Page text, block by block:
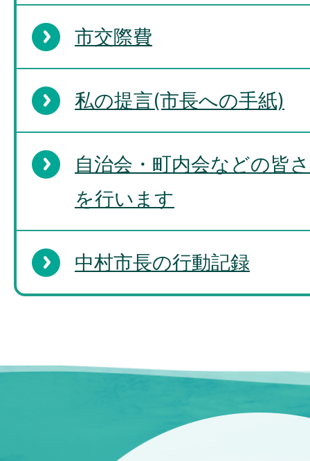
市交際費
私の提言(市長への手紙)
自治会・町内会などの皆
を行います
中村市長の行動記録